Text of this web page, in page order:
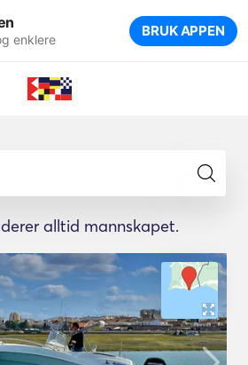
enklere BRUK APPEN
alltid mannskapet.